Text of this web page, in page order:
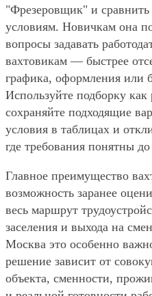
"Фрезеровщик" и
условиям. Новичкам она
вопросы задавать
вахтовикам — быстрее
графика, оформления или
Используйте подборку
сохраняйте подходящие
условия в таблицах и
где требования понятны
Главное преимущество
возможность заранее
весь маршрут
заселения и выхода на
Москва это особенно
решение зависит от
объекта, сменности,